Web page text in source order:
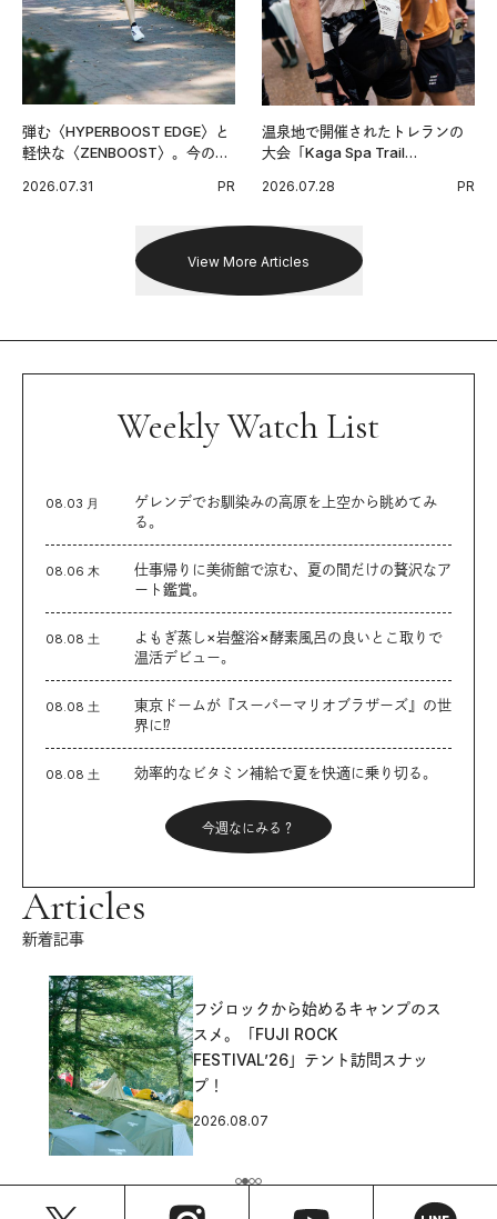
弾む〈HYPERBOOST EDGE〉と
軽快な〈ZENBOOST〉。今の時
出した新機軸。
2026.07.31 PR
温泉地で開催されたトレランの
大会「Kaga Spa Trail
戦を夢見るランナーたちの奮闘
2026.07.28 PR
View More Articles
Weekly Watch List
08.03 月
ゲレンデでお馴染みの高原を上空から眺めてみ
る。
08.06 木
仕事帰りに美術館で涼む、夏の間だけの贅沢なア
ート鑑賞。
08.08 土
よもぎ蒸し×岩盤浴×酵素風呂の良いとこ取りで
温活デビュー。
08.08 土
東京ドームが『スーパーマリオブラザーズ』の世
界に⁉︎
08.08 土 効率的なビタミン補給で夏を快適に乗り切る。
今週なにみる？
Articles
新着記事
フジロックから始めるキャンプのス
スメ。「FUJI ROCK
FESTIVAL’26」テント訪問スナッ
プ！
2026.08.07